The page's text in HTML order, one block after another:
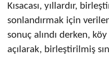
Kısacası, yıllardır,
sonlandırmak için
sonuç alındı derken,
açılarak, birleştirilmiş